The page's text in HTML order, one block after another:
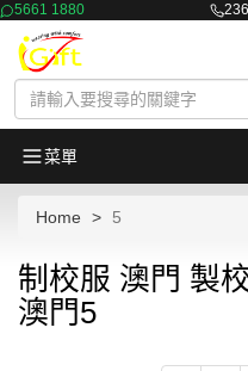
5661 1880
菜單
Home 5
制校服 澳門 製
澳門5